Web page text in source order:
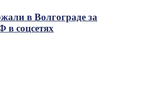
в Волгограде за
соцсетях